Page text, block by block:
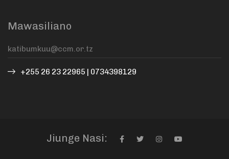
Mawasiliano
+255 26 23 22965 | 0734398129
Jiunge Nasi: